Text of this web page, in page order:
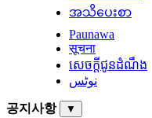
အသိပေးစာ
Paunawa
सूचना
សេចក្តីជូនដំណឹង
نوٹس
공지사항 ▼